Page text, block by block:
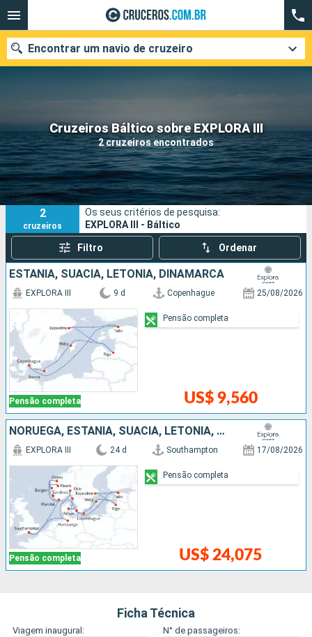
Cruzeiros Báltico sobre EXPLORA III
2 cruzeiros encontrados
Encontrar um navio de cruzeiro
Quando ir?
Data de partida
Cidades Companhias
Pesquisar
2
cruzeiros
Os seus critérios de pesquisa:
EXPLORA III - Báltico
Filtro Ordenar
ESTÃNIA, SUÃCIA, LETÔNIA, DINAMARCA
Pensão completa
EXPLORA III 9 d Copenhague 25/08/2026
US$ 9,560
Pensão completa
NORUEGA, ESTÃNIA, SUÃCIA, LETÔNIA, DINAMARCA, ALEMANHA
Pensão completa
EXPLORA III 24 d Southampton 17/08/2026
US$ 24,075
Pensão completa
Ficha Técnica
Viagem inaugural:
N° de passageiros: